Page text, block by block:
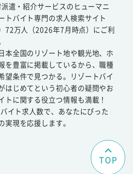
遣・紹介サービスのヒューマニ
トバイト専門の求人検索サイト
72万人（2026年7月時点）にご利
本全国のリゾート地や観光地、ホ
を豊富に掲載しているから、職種
望条件で見つかる。リゾートバイ
はじめてという初心者の疑問やお
トに関する役立つ情報も満載！
イト求人数で、あなたにぴった
実現を応援します。
TOP